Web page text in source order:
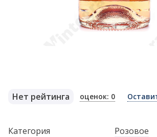
Нет рейтинга оценок: 0
Категория
Розовое